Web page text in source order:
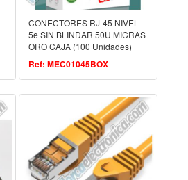
CONECTORES RJ-45 NIVEL
5e SIN BLINDAR 50U MICRAS
ORO CAJA (100 Unidades)
Ref: MEC01045BOX